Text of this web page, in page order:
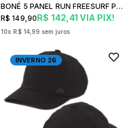
BONÉ 5 PANEL RUN FREESURF PRETO
R$ 142,41 VIA PIX!
R$ 149,90
10x R$ 14,99 sem juros
INVERNO 26